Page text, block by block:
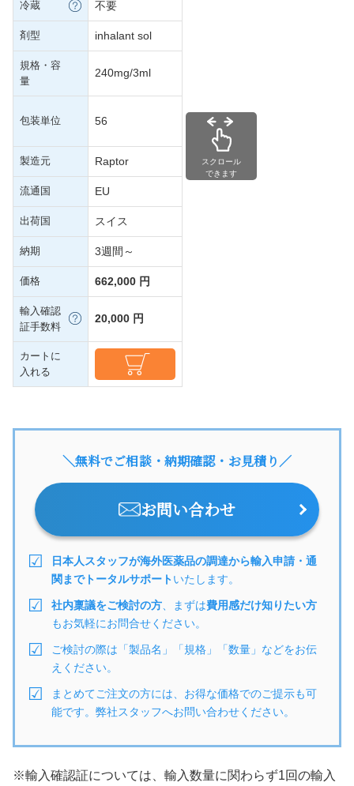
冷蔵 不要
剤型 inhalant sol
規格・容
量
240mg/3ml
包装単位 56
製造元 Raptor
流通国 EU
出荷国 スイス
納期 3週間～
価格 662,000 円
輸入確認
証手数料
20,000 円
カートに
入れる
スクロール
できます
＼無料でご相談・納期確認・お見積り／
お問い合わせ
日本人スタッフが海外医薬品の調達から輸入申請・通
関までトータルサポートいたします。
社内稟議をご検討の方 、まずは費用感だけ知りたい方
もお気軽にお問合せください。
ご検討の際は「製品名」「規格」「数量」などをお伝
えください。
まとめてご注文の方には、お得な価格でのご提示も可
能です。弊社スタッフへお問い合わせください。
※輸入確認証については、輸入数量に関わらず1回の輸入